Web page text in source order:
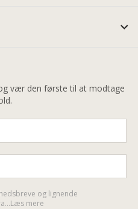
vær den første til at modtage
og lignende
mere